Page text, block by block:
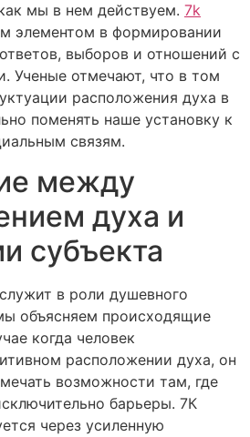
мы в нем действуем. 7k
элементом в формировании
выборов и отношений с
Ученые отмечают, что в том
расположения духа в
поменять наше установку к
связям.
между
духа и
субъекта
в роли душевного
объясняем происходящие
когда человек
расположении духа, он
возможности там, где
барьеры. 7К
через усиленную